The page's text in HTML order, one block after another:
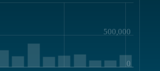
0
500,000